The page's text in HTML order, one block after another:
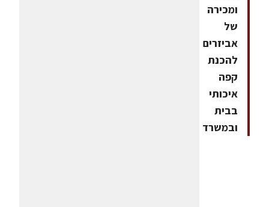
ומכירה
של
אביזרים
להכנת
קפה
איכותי
בבית
ובמשרד